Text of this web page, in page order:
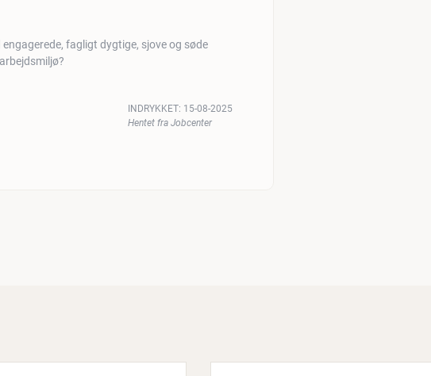
fagligt dygtige, sjove og søde
INDRYKKET: 15-08-2025
Hentet fra Jobcenter